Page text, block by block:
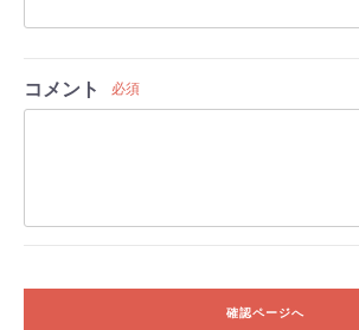
コメント 必須
確認ページへ